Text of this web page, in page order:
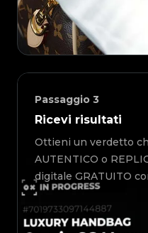
Passaggio 3
Ricevi risultati
Ottieni un verdetto
AUTENTICO o
digitale GRATUITO